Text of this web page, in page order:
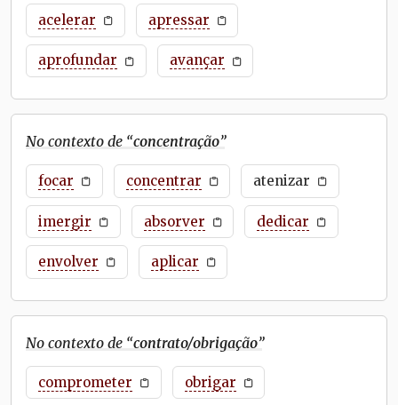
acelerar apressar
aprofundar avançar
No contexto de “concentração”
focar concentrar atenizar
imergir absorver dedicar
envolver aplicar
No contexto de “contrato/obrigação”
comprometer obrigar